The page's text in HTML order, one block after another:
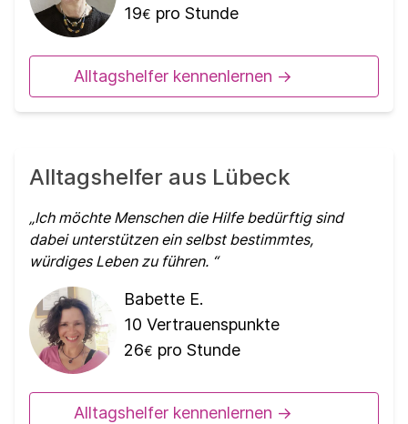
19€ pro Stunde
Alltagshelfer kennenlernen ->
Alltagshelfer aus Lübeck
Ich möchte Menschen die Hilfe bedürftig sind
dabei unterstützen ein selbst bestimmtes,
würdiges Leben zu führen.
Babette E.
10 Vertrauenspunkte
26€ pro Stunde
Alltagshelfer kennenlernen ->